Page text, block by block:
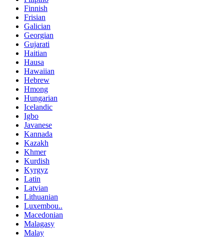
Finnish
Frisian
Galician
Georgian
Gujarati
Haitian
Hausa
Hawaiian
Hebrew
Hmong
Hungarian
Icelandic
Igbo
Javanese
Kannada
Kazakh
Khmer
Kurdish
Kyrgyz
Latin
Latvian
Lithuanian
Luxembou..
Macedonian
Malagasy
Malay